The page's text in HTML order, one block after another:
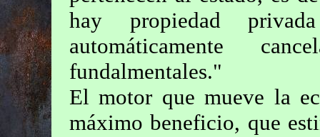
hay propiedad
automáticamente
fundalmentales."
El motor que mueve la
máximo beneficio, que